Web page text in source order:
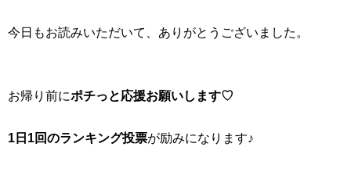
今日もお読みいただいて、ありがとうございました。
お帰り前にポチっと応援お願いします♡
1日1回のランキング投票が励みになります♪